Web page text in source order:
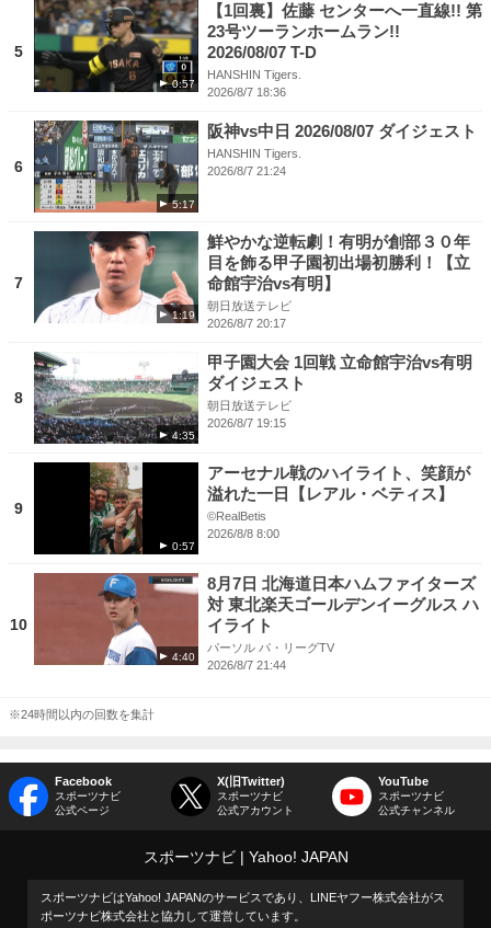
5
0:57
【1回裏】佐藤 センターへ一直線!! 第
23号ツーランホームラン!!
2026/08/07 T-D
HANSHIN Tigers.
2026/8/7 18:36
6
5:17
阪神vs中日 2026/08/07 ダイジェスト
HANSHIN Tigers.
2026/8/7 21:24
7
1:19
鮮やかな逆転劇！有明が創部３０年
目を飾る甲子園初出場初勝利！【立
命館宇治vs有明】
朝日放送テレビ
2026/8/7 20:17
8
4:35
甲子園大会 1回戦 立命館宇治vs有明
ダイジェスト
朝日放送テレビ
2026/8/7 19:15
9
0:57
アーセナル戦のハイライト、笑顔が
溢れた一日【レアル・ベティス】
©RealBetis
2026/8/8 8:00
10
4:40
8月7日 北海道日本ハムファイターズ
対 東北楽天ゴールデンイーグルス ハ
イライト
パーソル パ・リーグTV
2026/8/7 21:44
※24時間以内の回数を集計
Facebook
スポーツナビ
公式ページ
X(旧Twitter)
スポーツナビ
公式アカウント
YouTube
スポーツナビ
公式チャンネル
スポーツナビ Yahoo! JAPAN
スポーツナビはYahoo! JAPANのサービスであり、LINEヤフー株式会社がス
ポーツナビ株式会社と協力して運営しています。